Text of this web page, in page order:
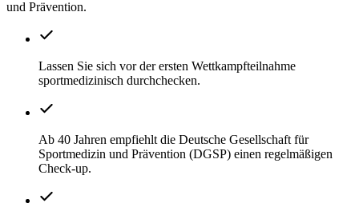
und Prävention.
Lassen Sie sich vor der ersten Wettkampfteilnahme
sportmedizinisch durchchecken.
Ab 40 Jahren empfiehlt die Deutsche Gesellschaft für
Sportmedizin und Prävention (DGSP) einen regelmäßigen
Check-up.